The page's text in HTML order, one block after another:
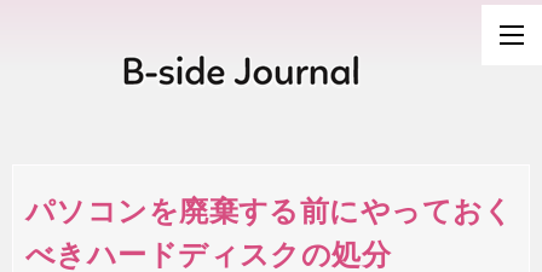
パソコンを廃棄する前にやっておく
べきハードディスクの処分